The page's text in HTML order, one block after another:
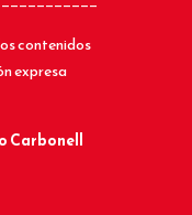
contenidos
expresa
Carbonell